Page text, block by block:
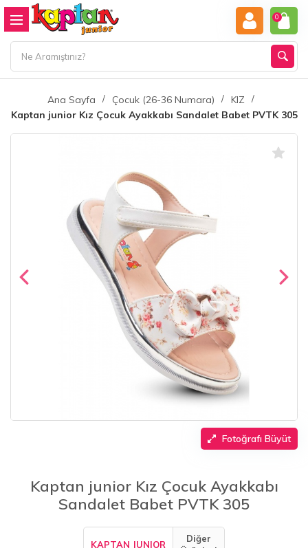
0
Ana Sayfa Çocuk (26-36 Numara)
KIZ
Kaptan junior Kız Çocuk Ayakkabı Sandalet Babet PVTK 305
Fotoğrafı Büyüt
Kaptan junior Kız Çocuk Ayakkabı
Sandalet Babet PVTK 305
KAPTAN JUNIOR
Diğer